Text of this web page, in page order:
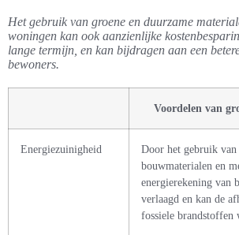
Het gebruik van groene en duurzame
woningen kan ook aanzienlijke
lange termijn, en kan bijdragen aan een
bewoners.
Voordelen van
Energiezuinigheid
Door het gebruik van
bouwmaterialen en
energierekening van
verlaagd en kan de
fossiele brandstoffen